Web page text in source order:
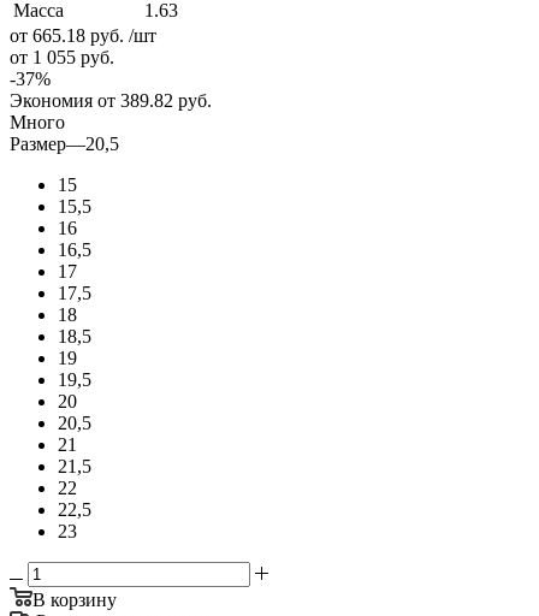
Масса
1.63
от 665.18 руб. /шт
от 1 055 руб.
-37%
Экономия от 389.82 руб.
Много
Размер—20,5
15
15,5
16
16,5
17
17,5
18
18,5
19
19,5
20
20,5
21
21,5
22
22,5
23
В корзину